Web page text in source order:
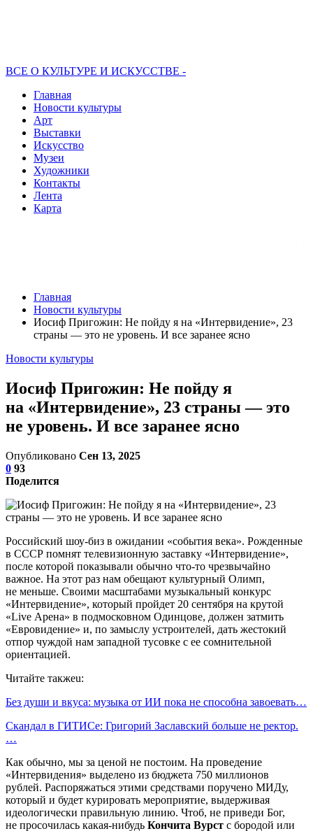
ВСЕ О КУЛЬТУРЕ И ИСКУССТВЕ -
Главная
Новости культуры
Арт
Выставки
Искусство
Музеи
Художники
Контакты
Лента
Карта
Главная
Новости культуры
Иосиф Пригожин: Не пойду я на «Интервидение», 23
страны — это не уровень. И все заранее ясно
Новости культуры
Иосиф Пригожин: Не пойду я
на «Интервидение», 23 страны — это
не уровень. И все заранее ясно
Опубликовано Сен 13, 2025
0 93
Поделится
Российский шоу-биз в ожидании «события века». Рожденные
в СССР помнят телевизионную заставку «Интервидение»,
после которой показывали обычно что-то чрезвычайно
важное. На этот раз нам обещают культурный Олимп,
не меньше. Своими масштабами музыкальный конкурс
«Интервидение», который пройдет 20 сентября на крутой
«Live Арена» в подмосковном Одинцове, должен затмить
«Евровидение» и, по замыслу устроителей, дать жестокий
отпор чуждой нам западной тусовке с ее сомнительной
ориентацией.
Читайте такжеu:
Без души и вкуса: музыка от ИИ пока не способна завоевать…
Скандал в ГИТИСе: Григорий Заславский больше не ректор.
…
Как обычно, мы за ценой не постоим. На проведение
«Интервидения» выделено из бюджета 750 миллионов
рублей. Распоряжаться этими средствами поручено МИДу,
который и будет курировать мероприятие, выдерживая
идеологически правильную линию. Чтоб, не приведи Бог,
не просочилась какая-нибудь Кончита Вурст с бородой или